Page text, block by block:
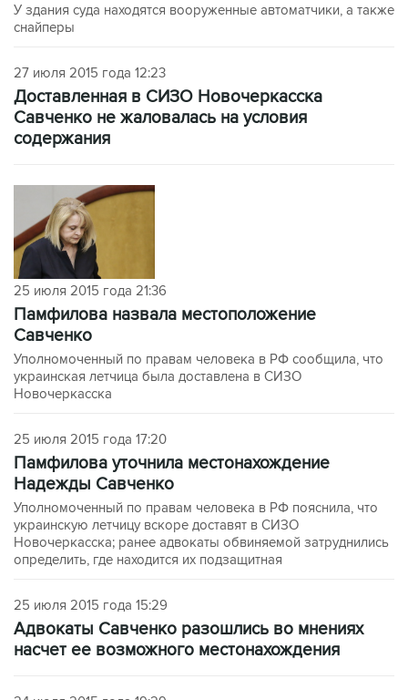
У здания суда находятся вооруженные автоматчики, а также
снайперы
27 июля 2015 года 12:23
Доставленная в СИЗО Новочеркасска
Савченко не жаловалась на условия
содержания
25 июля 2015 года 21:36
Памфилова назвала местоположение
Савченко
Уполномоченный по правам человека в РФ сообщила, что
украинская летчица была доставлена в СИЗО
Новочеркасска
25 июля 2015 года 17:20
Памфилова уточнила местонахождение
Надежды Савченко
Уполномоченный по правам человека в РФ пояснила, что
украинскую летчицу вскоре доставят в СИЗО
Новочеркасска; ранее адвокаты обвиняемой затруднились
определить, где находится их подзащитная
25 июля 2015 года 15:29
Адвокаты Савченко разошлись во мнениях
насчет ее возможного местонахождения